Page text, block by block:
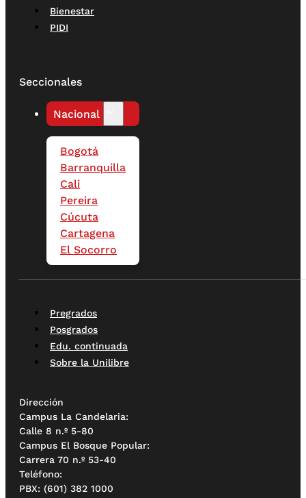
Bienestar
PIDI
Seccionales
Nacional
Bogotá
Barranquilla
Cali
Pereira
Cúcuta
Cartagena
El Socorro
Pregrados
Posgrados
Edu. continuada
Sobre la Unilibre
Dirección
Campus La Candelaria:
Calle 8 n.º 5-80
Campus El Bosque Popular:
Carrera 70 n.º 53-40
Teléfono:
PBX: (601) 382 1000